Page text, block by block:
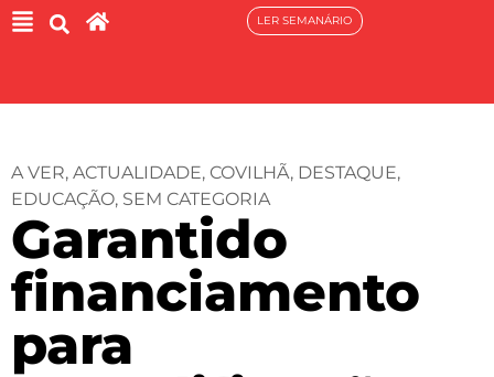
LER SEMANÁRIO
A VER, ACTUALIDADE, COVILHÃ, DESTAQUE,
EDUCAÇÃO, SEM CATEGORIA
Garantido
financiamento
para